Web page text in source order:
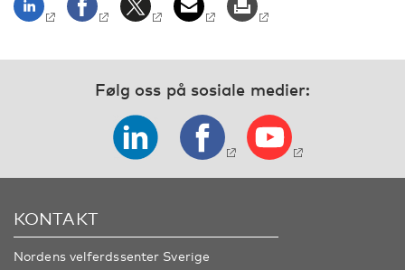
Følg oss på sosiale medier:
KONTAKT
Nordens velferdssenter Sverige